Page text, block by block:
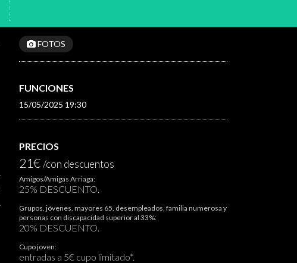
FOTOS
FUNCIONES
15/05/2025 19:30
PRECIOS
21€/con descuentos
Amigos/Amigas Arriaga:
25% DESCUENTO.
Grupos, jóvenes, mayores 65, desempleados, familia numerosa y
personas con discapacidad superior al 33%:
20% DESCUENTO.
Cupo joven:
entradas a 5€ cupo limitado*.